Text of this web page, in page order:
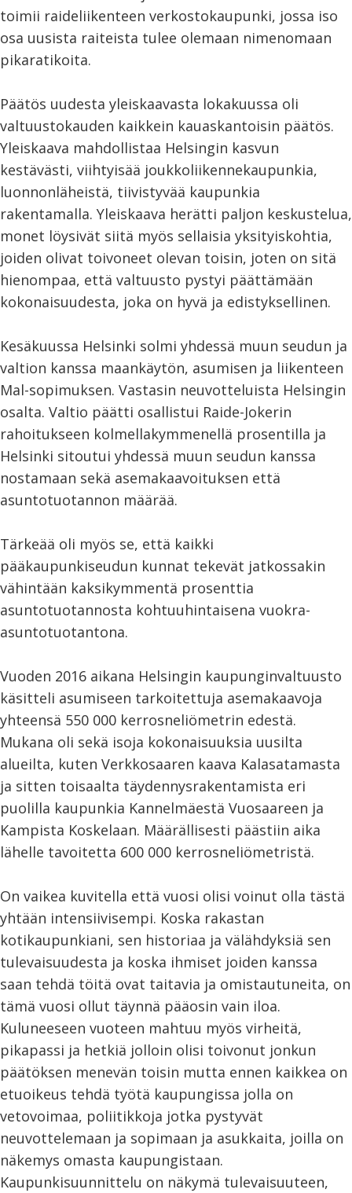
toimii raideliikenteen verkostokaupunki, jossa iso
osa uusista raiteista tulee olemaan nimenomaan
pikaratikoita.
Päätös uudesta yleiskaavasta lokakuussa oli
valtuustokauden kaikkein kauaskantoisin päätös.
Yleiskaava mahdollistaa Helsingin kasvun
kestävästi, viihtyisää joukkoliikennekaupunkia,
luonnonläheistä, tiivistyvää kaupunkia
rakentamalla. Yleiskaava herätti paljon keskustelua,
monet löysivät siitä myös sellaisia yksityiskohtia,
joiden olivat toivoneet olevan toisin, joten on sitä
hienompaa, että valtuusto pystyi päättämään
kokonaisuudesta, joka on hyvä ja edistyksellinen.
Kesäkuussa Helsinki solmi yhdessä muun seudun ja
valtion kanssa maankäytön, asumisen ja liikenteen
Mal-sopimuksen. Vastasin neuvotteluista Helsingin
osalta. Valtio päätti osallistui Raide-Jokerin
rahoitukseen kolmellakymmenellä prosentilla ja
Helsinki sitoutui yhdessä muun seudun kanssa
nostamaan sekä asemakaavoituksen että
asuntotuotannon määrää.
Tärkeää oli myös se, että kaikki
pääkaupunkiseudun kunnat tekevät jatkossakin
vähintään kaksikymmentä prosenttia
asuntotuotannosta kohtuuhintaisena vuokra-
asuntotuotantona.
Vuoden 2016 aikana Helsingin kaupunginvaltuusto
käsitteli asumiseen tarkoitettuja asemakaavoja
yhteensä 550 000 kerrosneliömetrin edestä.
Mukana oli sekä isoja kokonaisuuksia uusilta
alueilta, kuten Verkkosaaren kaava Kalasatamasta
ja sitten toisaalta täydennysrakentamista eri
puolilla kaupunkia Kannelmäestä Vuosaareen ja
Kampista Koskelaan. Määrällisesti päästiin aika
lähelle tavoitetta 600 000 kerrosneliömetristä.
On vaikea kuvitella että vuosi olisi voinut olla tästä
yhtään intensiivisempi. Koska rakastan
kotikaupunkiani, sen historiaa ja välähdyksiä sen
tulevaisuudesta ja koska ihmiset joiden kanssa
saan tehdä töitä ovat taitavia ja omistautuneita, on
tämä vuosi ollut täynnä pääosin vain iloa.
Kuluneeseen vuoteen mahtuu myös virheitä,
pikapassi ja hetkiä jolloin olisi toivonut jonkun
päätöksen menevän toisin mutta ennen kaikkea on
etuoikeus tehdä työtä kaupungissa jolla on
vetovoimaa, poliitikkoja jotka pystyvät
neuvottelemaan ja sopimaan ja asukkaita, joilla on
näkemys omasta kaupungistaan.
Kaupunkisuunnittelu on näkymä tulevaisuuteen,